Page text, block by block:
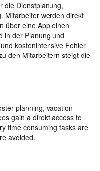
die Dienstplanung,
Mitarbeiter werden direkt
über eine App einen
in der Planung und
kostenintensive Fehler
den Mitarbeitern steigt die
planning, vacation
gain a direkt access to
time consuming tasks are
avoided.